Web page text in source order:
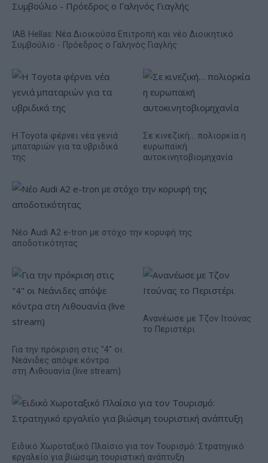
IAB Hellas: Νέα Διοικούσα Επιτροπή και νέο Διοικητικό
Συμβούλιο - Πρόεδρος ο Γαληνός Γιαγλής
Η Toyota φέρνει νέα γενιά
μπαταριών για τα υβριδικά
της
Σε κινεζική… πολιορκία η
ευρωπαϊκή
αυτοκινητοβιομηχανία
Νέο Audi A2 e-tron με στόχο την κορυφή της
αποδοτικότητας
Για την πρόκριση στις "4" οι
Νεάνιδες απόψε κόντρα
στη Λιθουανία (live stream)
Ανανέωσε με Τζον Ιτούνας
το Περιστέρι
Ειδικό Χωροταξικό Πλαίσιο για τον Τουρισμό: Στρατηγικό
εργαλείο για βιώσιμη τουριστική ανάπτυξη